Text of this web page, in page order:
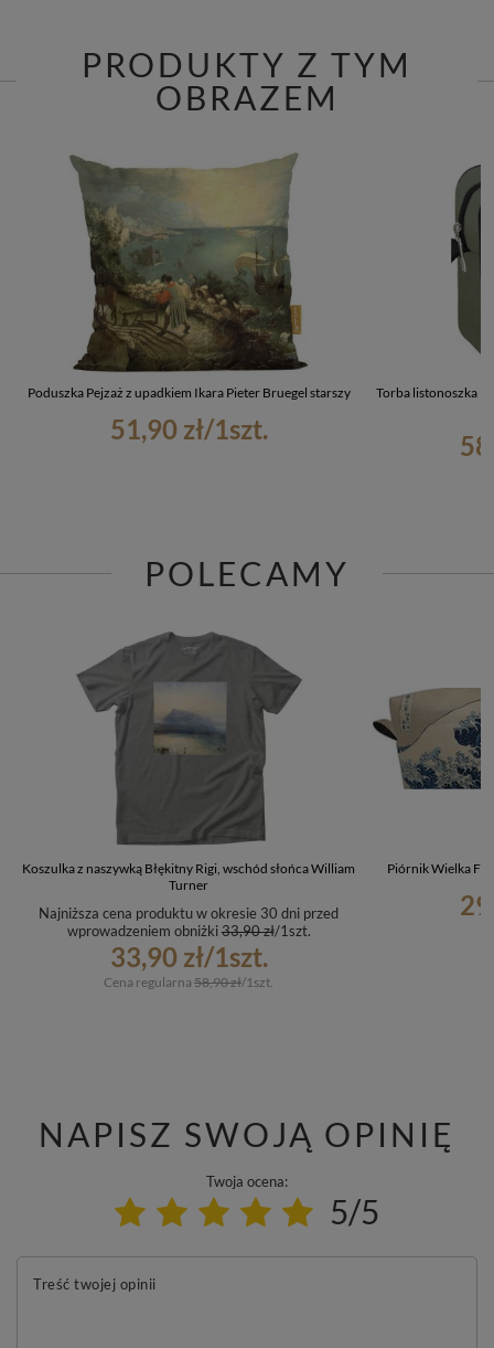
PRODUKTY Z TYM
OBRAZEM
Poduszka Pejzaż z upadkiem Ikara Pieter Bruegel starszy
51,90 zł/1szt.
Torba listonoszka
POLECAMY
Koszulka z naszywką Błękitny Rigi, wschód słońca William
Turner
33,90 zł/1szt.
Najniższa cena produktu w okresie 30 dni przed
wprowadzeniem obniżki33,90 zł/1szt.
Cena regularna58,90 zł/1szt.
Piórnik Wielka
NAPISZ SWOJĄ OPINIĘ
Twoja ocena:
5/5
Treść twojej opinii